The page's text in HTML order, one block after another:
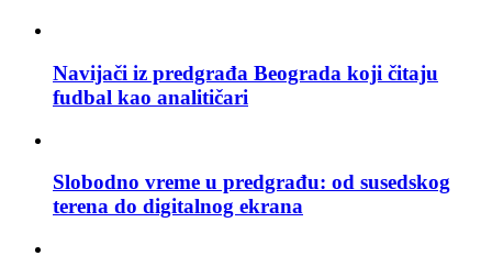
Navijači iz predgrađa Beograda koji čitaju
fudbal kao analitičari
Slobodno vreme u predgrađu: od susedskog
terena do digitalnog ekrana